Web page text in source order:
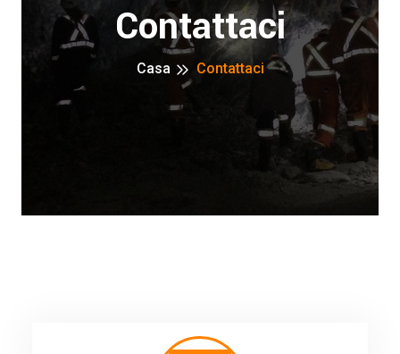
Contattaci
Casa Contattaci